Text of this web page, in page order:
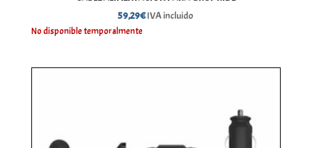
59,29€IVA incluido
No disponible temporalmente